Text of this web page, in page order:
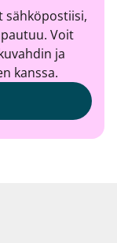
sähköpostiisi,
Voit
ja
kanssa.